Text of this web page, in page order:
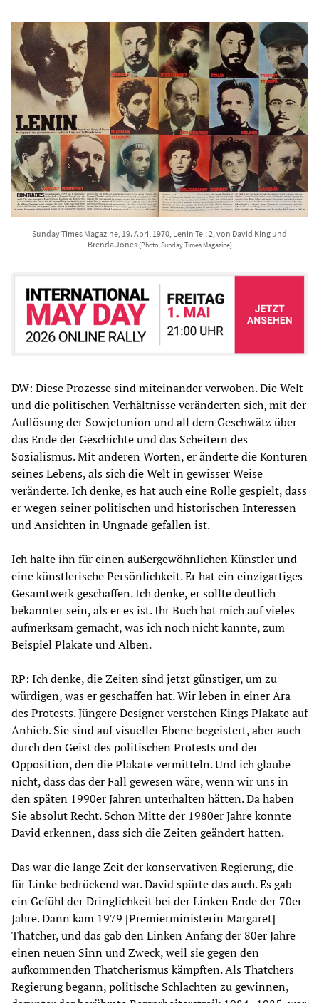
Sunday Times Magazine, 19. April 1970, Lenin Teil 2, von David King und
Brenda Jones [Photo: Sunday Times Magazine]
DW: Diese Prozesse sind miteinander verwoben. Die Welt
und die politischen Verhältnisse veränderten sich, mit der
Auflösung der Sowjetunion und all dem Geschwätz über
das Ende der Geschichte und das Scheitern des
Sozialismus. Mit anderen Worten, er änderte die Konturen
seines Lebens, als sich die Welt in gewisser Weise
veränderte. Ich denke, es hat auch eine Rolle gespielt, dass
er wegen seiner politischen und historischen Interessen
und Ansichten in Ungnade gefallen ist.
Ich halte ihn für einen außergewöhnlichen Künstler und
eine künstlerische Persönlichkeit. Er hat ein einzigartiges
Gesamtwerk geschaffen. Ich denke, er sollte deutlich
bekannter sein, als er es ist. Ihr Buch hat mich auf vieles
aufmerksam gemacht, was ich noch nicht kannte, zum
Beispiel Plakate und Alben.
RP: Ich denke, die Zeiten sind jetzt günstiger, um zu
würdigen, was er geschaffen hat. Wir leben in einer Ära
des Protests. Jüngere Designer verstehen Kings Plakate auf
Anhieb. Sie sind auf visueller Ebene begeistert, aber auch
durch den Geist des politischen Protests und der
Opposition, den die Plakate vermitteln. Und ich glaube
nicht, dass das der Fall gewesen wäre, wenn wir uns in
den späten 1990er Jahren unterhalten hätten. Da haben
Sie absolut Recht. Schon Mitte der 1980er Jahre konnte
David erkennen, dass sich die Zeiten geändert hatten.
Das war die lange Zeit der konservativen Regierung, die
für Linke bedrückend war. David spürte das auch. Es gab
ein Gefühl der Dringlichkeit bei der Linken Ende der 70er
Jahre. Dann kam 1979 [Premierministerin Margaret]
Thatcher, und das gab den Linken Anfang der 80er Jahre
einen neuen Sinn und Zweck, weil sie gegen den
aufkommenden Thatcherismus kämpften. Als Thatchers
Regierung begann, politische Schlachten zu gewinnen,